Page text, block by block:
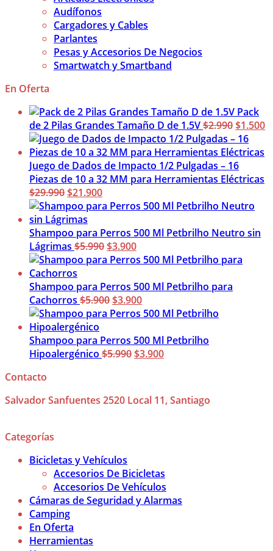
Audífonos
Cargadores y Cables
Parlantes
Pesas y Accesorios De Negocios
Smartwatch y Smartband
En Oferta
Pack
de 2 Pilas Grandes Tamaño D de 1.5V$2.990El
precio
original
era:
$2.990.
$1.500El
Juego de Dados de Impacto 1/2 Pulgadas – 16
Piezas de 10 a 32 MM para Herramientas Eléctricas
$29.990El
precio
original
era:
$29.990.
$21.900El
precio
es:
$21.900.
Shampoo para Perros 500 Ml Petbrilho Neutro sin
Lágrimas $5.990El
precio
era:
$5.990.
$3.900El
precio
es:
$3.900.
Shampoo para Perros 500 Ml Petbrilho para
Cachorros $5.900El
precio
era:
$5.900.
$3.900El
precio
es:
$3.900.
Shampoo para Perros 500 Ml Petbrilho
Hipoalergénico $5.990El
era:
$5.990.
$3.900El
es:
$3.900.
Contacto
Salvador Sanfuentes 2520 Local 11, Santiago
Categorías
Bicicletas y Vehículos
Accesorios De Bicicletas
Accesorios De Vehículos
Cámaras de Seguridad y Alarmas
Camping
En Oferta
Herramientas